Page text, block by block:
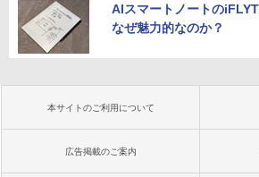
AIスマートノートの
なぜ魅力的なのか？
本サイトのご利用について
広告掲載のご案内